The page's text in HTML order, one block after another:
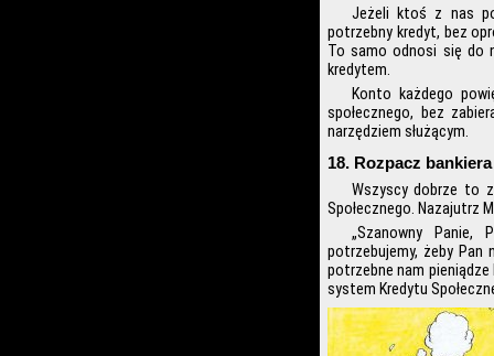
Jeżeli ktoś z nas
potrzebny kredyt, bez
To samo odnosi się do
kredytem.
Konto każdego
społecznego, bez
narzędziem służącym.
18. Rozpacz bankiera
Wszyscy dobrze to
Społecznego. Nazajutrz
„Szanowny Panie,
potrzebujemy, żeby Pan
potrzebne nam pieniądze
system Kredytu